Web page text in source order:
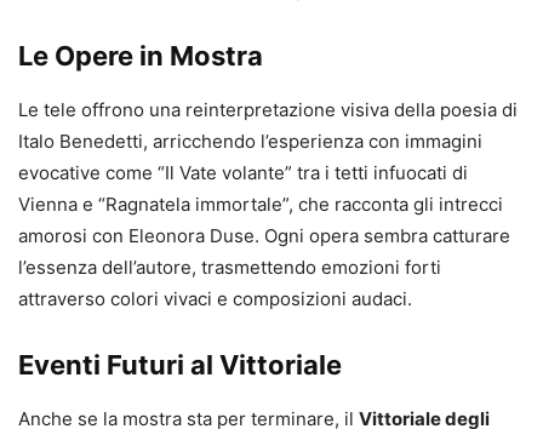
Le Opere in Mostra
Le tele offrono una reinterpretazione visiva della poesia di
Italo Benedetti, arricchendo l’esperienza con immagini
evocative come “Il Vate volante” tra i tetti infuocati di
Vienna e “Ragnatela immortale”, che racconta gli intrecci
amorosi con Eleonora Duse. Ogni opera sembra catturare
l’essenza dell’autore, trasmettendo emozioni forti
attraverso colori vivaci e composizioni audaci.
Eventi Futuri al Vittoriale
Anche se la mostra sta per terminare, il Vittoriale degli